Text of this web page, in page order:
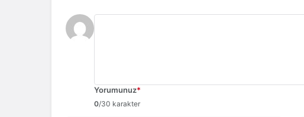
Yorumunuz*
0/30 karakter